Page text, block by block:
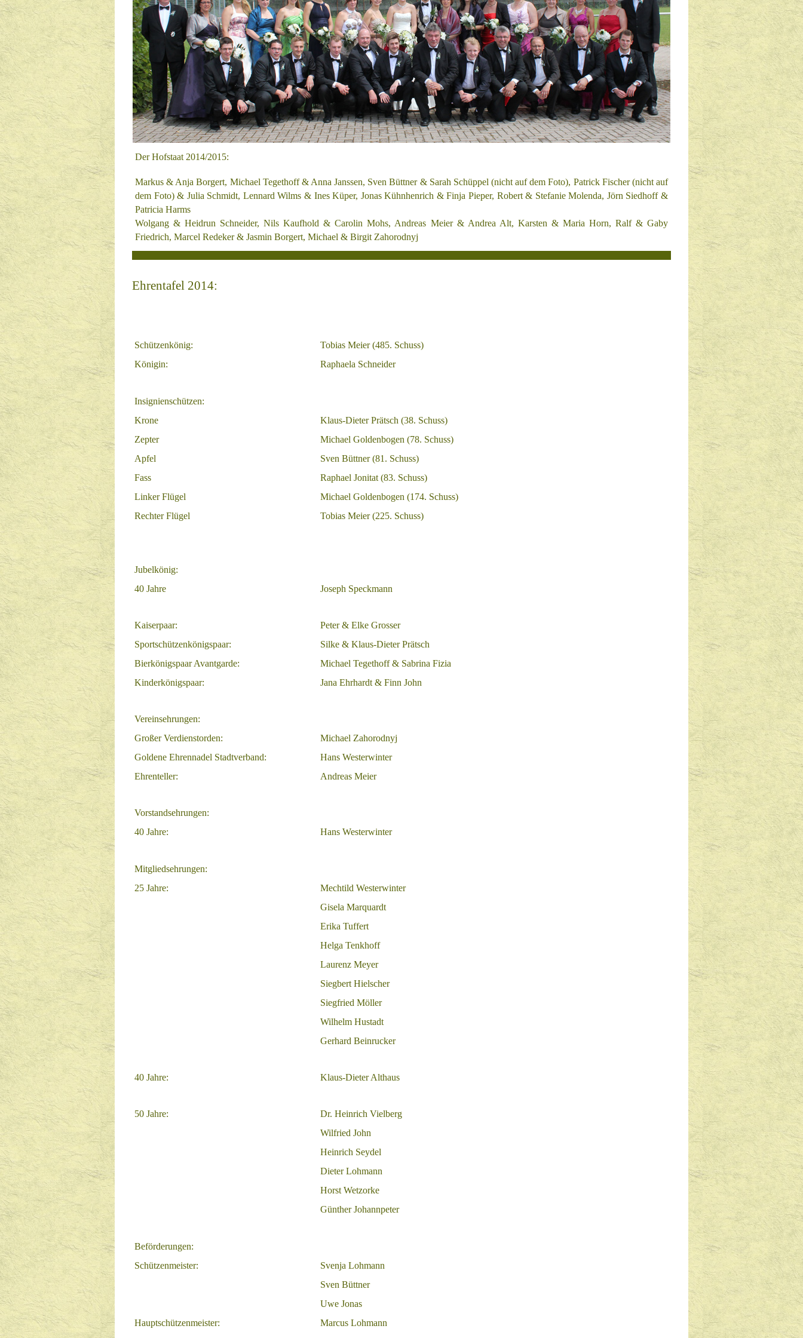
Der Hofstaat 2014/2015:
Markus & Anja Borgert, Michael Tegethoff & Anna Janssen, Sven Büttner & Sarah Schüppel (nicht auf dem Foto), Patrick Fischer (nicht auf
dem Foto)& Julia Schmidt, LennardWilms & Ines Küper, Jonas Kühnhenrich & Finja Pieper, Robert & Stefanie Molenda, Jörn Siedhoff &
Patricia Harms
Wolgang & Heidrun Schneider,Nils Kaufhold & Carolin Mohs, Andreas Meier & Andrea Alt, Karsten & Maria Horn, Ralf & Gaby
Friedrich, Marcel Redeker & Jasmin Borgert, Michael & Birgit Zahorodnyj
Ehrentafel 2014:
Schützenkönig:
Tobias Meier (485. Schuss)
Königin:
Raphaela Schneider
Insignienschützen:
Krone
Klaus-Dieter Prätsch (38. Schuss)
Zepter
Michael Goldenbogen (78. Schuss)
Apfel
Sven Büttner (81. Schuss)
Fass
Raphael Jonitat (83. Schuss)
Linker Flügel
Michael Goldenbogen (174. Schuss)
Rechter Flügel
Tobias Meier (225. Schuss)
Jubelkönig:
40 Jahre
Joseph Speckmann
Kaiserpaar:
Peter & Elke Grosser
Sportschützenkönigspaar:
Silke & Klaus-Dieter Prätsch
Bierkönigspaar Avantgarde:
Michael Tegethoff & Sabrina Fizia
Kinderkönigspaar:
Jana Ehrhardt & Finn John
Vereinsehrungen:
Großer Verdienstorden:
Michael Zahorodnyj
Goldene Ehrennadel Stadtverband:
Hans Westerwinter
Ehrenteller:
Andreas Meier
Vorstandsehrungen:
40 Jahre:
Hans Westerwinter
Mitgliedsehrungen:
25 Jahre:
Mechtild Westerwinter
Gisela Marquardt
Erika Tuffert
Helga Tenkhoff
Laurenz Meyer
Siegbert Hielscher
Siegfried Möller
Wilhelm Hustadt
Gerhard Beinrucker
40 Jahre: Klaus-Dieter Althaus
50 Jahre:
Dr. Heinrich Vielberg
Wilfried John
Heinrich Seydel
Dieter Lohmann
Horst Wetzorke
Günther Johannpeter
Beförderungen:
Schützenmeister:
Svenja Lohmann
Sven Büttner
Uwe Jonas
Hauptschützenmeister:
Marcus Lohmann